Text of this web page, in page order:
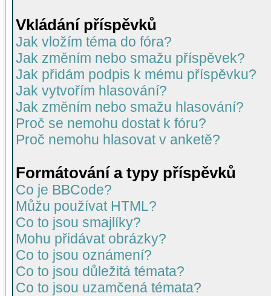
Vkládání příspěvků
Jak vložím téma do fóra?
Jak změním nebo smažu příspěvek?
Jak přidám podpis k mému příspěvku?
Jak vytvořím hlasování?
Jak změním nebo smažu hlasování?
Proč se nemohu dostat k fóru?
Proč nemohu hlasovat v anketě?
Formátování a typy příspěvků
Co je BBCode?
Můžu používat HTML?
Co to jsou smajlíky?
Mohu přidávat obrázky?
Co to jsou oznámení?
Co to jsou důležitá témata?
Co to jsou uzamčená témata?